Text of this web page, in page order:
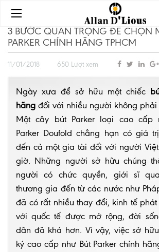
3 BƯỚC QUAN TRỌNG ĐỂ CHỌN
PARKER CHÍNH HÃNG TPHCM
11/01/2018 650 Lượt xem
Ngày xưa để sở hữu một chiếc
hãng đối với nhiều người không phải
Một cây bút Parker loại cao cấp
Parker Doufold chẳng hạn có giá
đến cả một gia tài đối với người
giờ. Những người sở hữu chúng
người có chức quyền, giới sĩ
thương gia đến từ các nước như
đã có rất nhiều thay đổi, kinh tế
với quốc tế được mở rộng, đời
dân đã khá hơn. Vì vậy, việc sở
ký cao cấp như Bút Parker chính